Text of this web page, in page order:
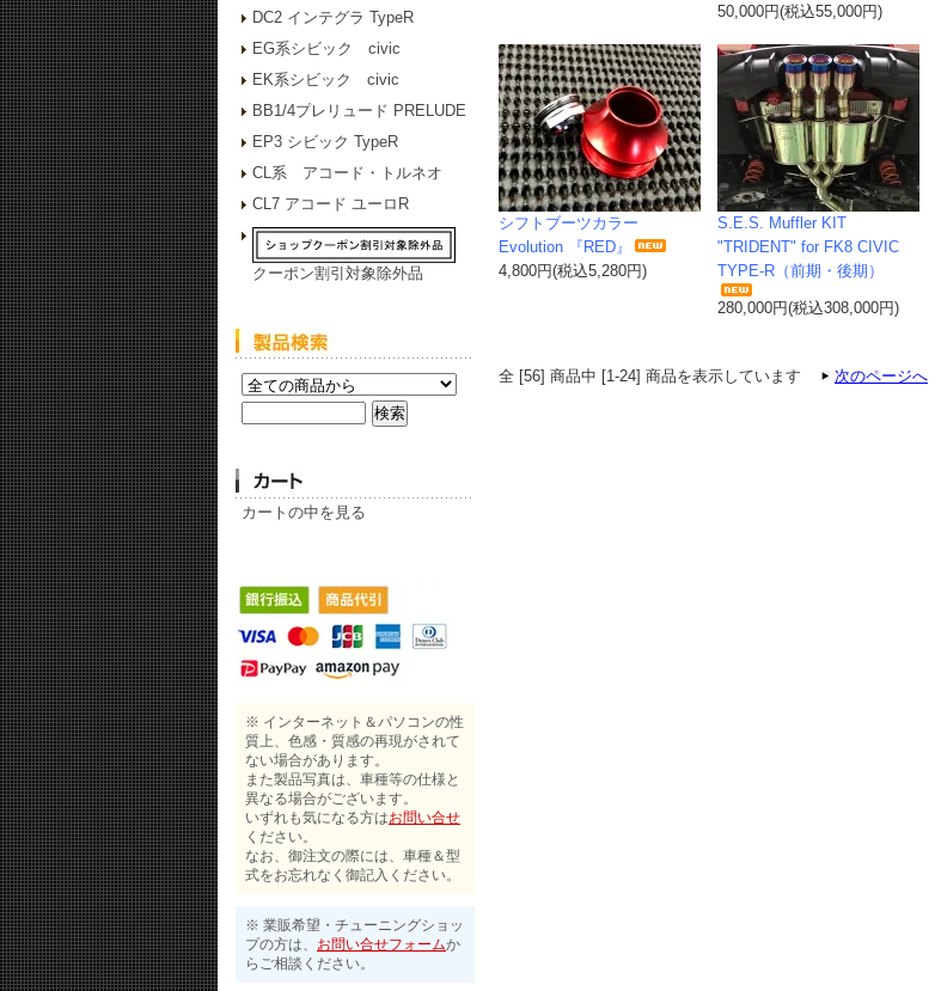
DC2 インテグラ TypeR
EG系シビック civic
EK系シビック civic
BB1/4プレリュード PRELUDE
EP3 シビック TypeR
CL系 アコード・トルネオ
CL7 アコード ユーロR
クーポン割引対象除外品
カートの中を見る
※ インターネット＆パソコンの性
質上、色感・質感の再現がされて
ない場合があります。
また製品写真は、車種等の仕様と
異なる場合がございます。
いずれも気になる方はお問い合せ
ください。
なお、御注文の際には、車種＆型
式をお忘れなく御記入ください。
※ 業販希望・チューニングショッ
プの方は、 お問い合せフォームか
らご相談ください。
50,000円(税込55,000円)
シフトブーツカラー
Evolution 『RED』
4,800円(税込5,280円)
S.E.S. Muffler KIT
"TRIDENT" for FK8 CIVIC
TYPE-R（前期・後期）
280,000円(税込308,000円)
全 [56] 商品中 [1-24] 商品を表示しています 次のページへ